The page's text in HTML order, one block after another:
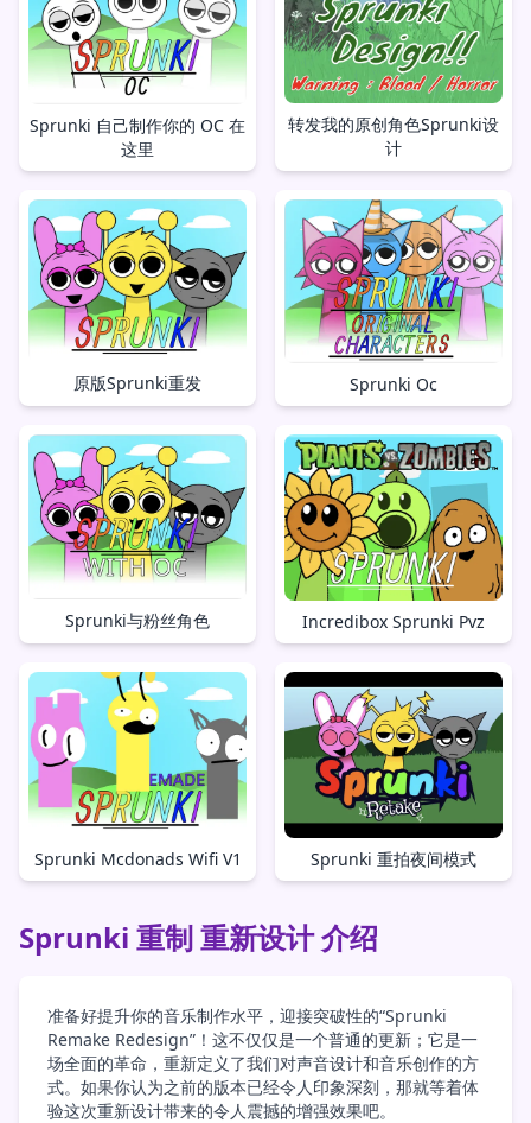
Sprunki 自己制作你的 OC 在
这里
转发我的原创角色Sprunki设
计
原版Sprunki重发 Sprunki Oc
Sprunki与粉丝角色 Incredibox Sprunki Pvz
Sprunki Mcdonads Wifi V1 Sprunki 重拍夜间模式
Sprunki 重制 重新设计 介绍
准备好提升你的音乐制作水平，迎接突破性的“Sprunki
Remake Redesign”！这不仅仅是一个普通的更新；它是一
场全面的革命，重新定义了我们对声音设计和音乐创作的方
式。如果你认为之前的版本已经令人印象深刻，那就等着体
验这次重新设计带来的令人震撼的增强效果吧。